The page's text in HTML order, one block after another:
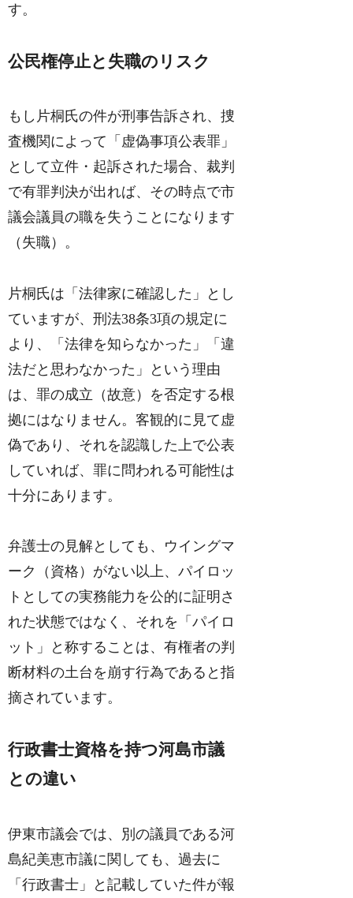
す。
公民権停止と失職のリスク
もし片桐氏の件が刑事告訴され、捜
査機関によって「虚偽事項公表罪」
として立件・起訴された場合、裁判
で有罪判決が出れば、その時点で市
議会議員の職を失うことになります
（失職）。
片桐氏は「法律家に確認した」とし
ていますが、刑法38条3項の規定に
より、「法律を知らなかった」「違
法だと思わなかった」という理由
は、罪の成立（故意）を否定する根
拠にはなりません。客観的に見て虚
偽であり、それを認識した上で公表
していれば、罪に問われる可能性は
十分にあります。
弁護士の見解としても、ウイングマ
ーク（資格）がない以上、パイロッ
トとしての実務能力を公的に証明さ
れた状態ではなく、それを「パイロ
ット」と称することは、有権者の判
断材料の土台を崩す行為であると指
摘されています。
行政書士資格を持つ河島市議
との違い
伊東市議会では、別の議員である河
島紀美恵市議に関しても、過去に
「行政書士」と記載していた件が報